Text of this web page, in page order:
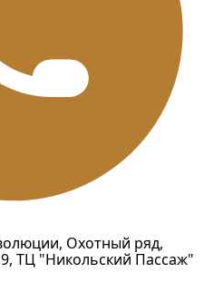
Охотный ряд,
ТЦ "Никольский Пассаж"